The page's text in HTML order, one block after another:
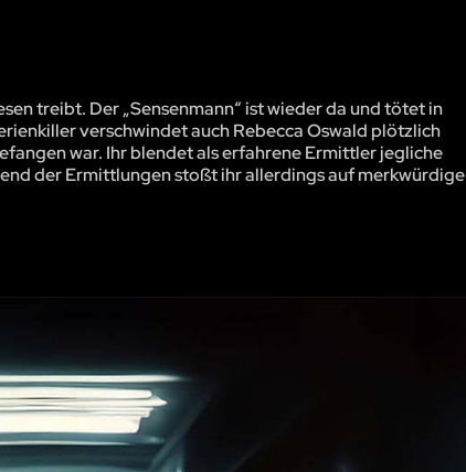
treibt. Der „Sensenmann“ ist wieder da und tötet in
verschwindet auch Rebecca Oswald plötzlich
war. Ihr blendet als erfahrene Ermittler jegliche
der Ermittlungen stoßt ihr allerdings auf merkwürdige